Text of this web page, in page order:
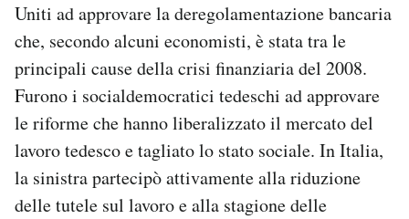
Uniti ad approvare la deregolamentazione bancaria
che, secondo alcuni economisti, è stata tra le
principali cause della crisi finanziaria del 2008.
Furono i socialdemocratici tedeschi ad approvare
le riforme che hanno liberalizzato il mercato del
lavoro tedesco e tagliato lo stato sociale. In Italia,
la sinistra partecipò attivamente alla riduzione
delle tutele sul lavoro e alla stagione delle